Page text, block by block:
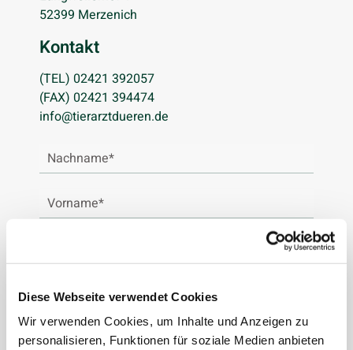
Diese Webseite verwendet Cookies
Wir verwenden Cookies, um Inhalte und Anzeigen zu
personalisieren, Funktionen für soziale Medien anbieten
52399 Merzenich
Kontakt
(TEL) 02421 392057
(FAX) 02421 394474
info@tierarztdueren.de